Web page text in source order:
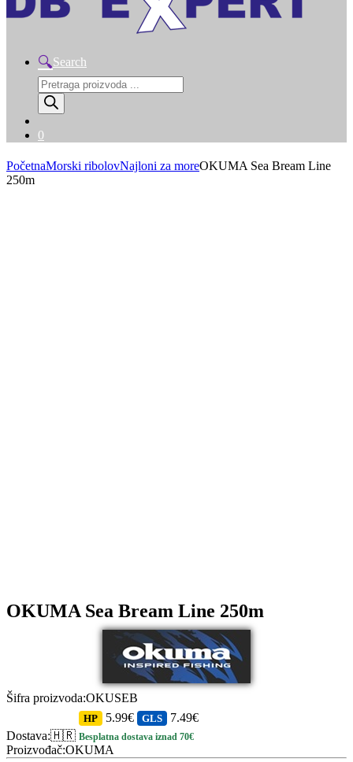
Search
Products
search
0
PočetnaMorski ribolovNajloni za moreOKUMA Sea Bream Line
250m
OKUMA Sea Bream Line 250m
Šifra proizvoda:OKUSEB
Dostava:🇭🇷
HP 5.99€ GLS 7.49€
Besplatna dostava iznad 70€
Proizvođač:OKUMA